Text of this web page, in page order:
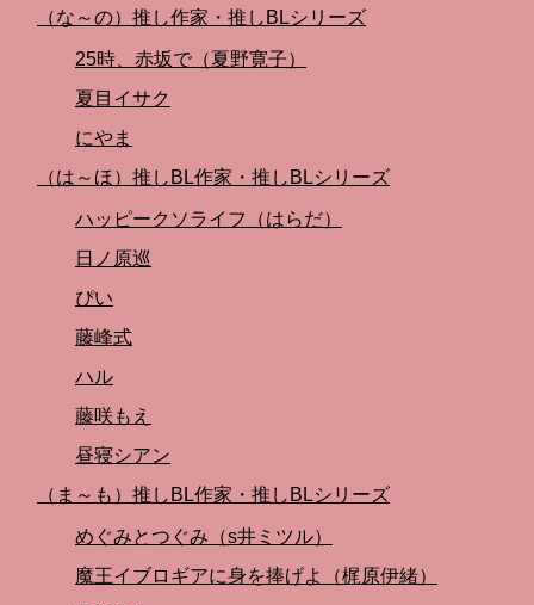
（な～の）推し作家・推しBLシリーズ
25時、赤坂で（夏野寛子）
夏目イサク
にやま
（は～ほ）推しBL作家・推しBLシリーズ
ハッピークソライフ（はらだ）
日ノ原巡
ぴい
藤峰式
ハル
藤咲もえ
昼寝シアン
（ま～も）推しBL作家・推しBLシリーズ
めぐみとつぐみ（s井ミツル）
魔王イブロギアに身を捧げよ（梶原伊緒）